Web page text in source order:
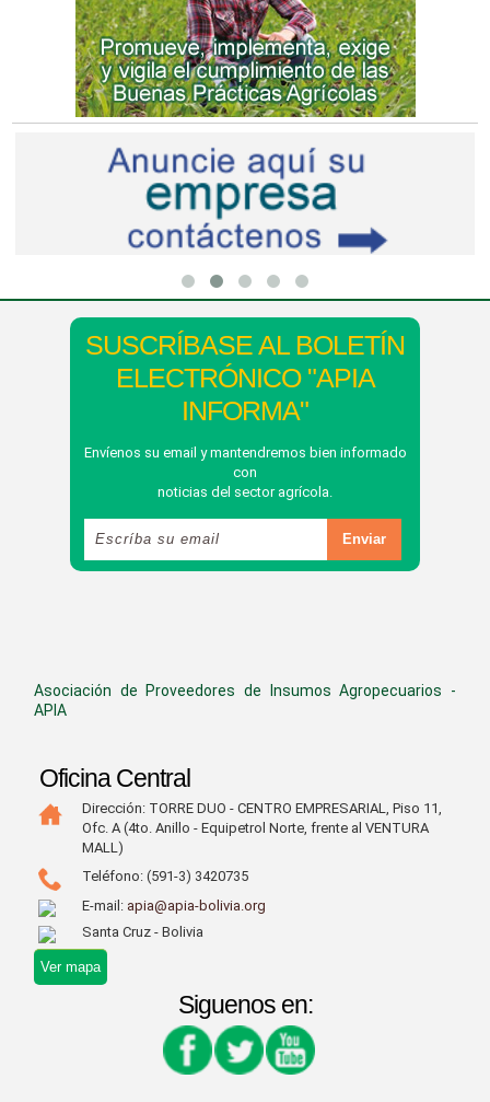
SUSCRÍBASE AL BOLETÍN
ELECTRÓNICO "APIA
INFORMA"
Envíenos su email y mantendremos bien informado
con
noticias del sector agrícola.
Asociación de Proveedores de Insumos Agropecuarios -
APIA
Oficina Central
Dirección: TORRE DUO - CENTRO EMPRESARIAL, Piso 11,
Ofc. A (4to. Anillo - Equipetrol Norte, frente al VENTURA
MALL)
Teléfono: (591-3) 3420735
E-mail: apia@apia-bolivia.org
Santa Cruz - Bolivia
Siguenos en: